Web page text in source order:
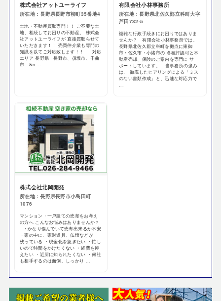
株式会社アットユーライフ
所在地：長野県長野市柳町35番地4
土地・不動産買取専門！！ ご不要な土
地、相続してお困りの不動産、 株式会
社アットユーライフが 直接買取らせて
いただきます！！ 売買仲介業も専門の
知識を以てご対応致します！！ 対応
エリア 長野県 長野市、須坂市、千曲
市 &n ...
有限会社小林事務所
所在地：長野県北佐久郡立科町大字
芦田732-5
複雑な行政手続きにお困りではありま
せんか？ 有限会社小林事務所では、
長野県北佐久郡立科町を拠点に東御
市・佐久市・小諸市の 各種許認可と不
動産売却、保険のご案内を専門に サ
ポートしています。 当事務所の強み
は、 徹底したヒアリングによる「ミス
のない書類作成」と、迅速な対応力で
...
株式会社北岡開発
所在地：長野県長野市小島田町
1076
マンション・一戸建ての売却をお考え
の方へ こんなお悩みはありませんか？
・かなり傷んでいて売却出来るか不安
・家の中に、家財道具、仏壇などが
残っている ・現金化を急ぎたい ・忙し
いので時間をかけたくない ・経費を抑
えたい ・近所に知られたくない ・何社
も相手するのは面倒、しっかり ...